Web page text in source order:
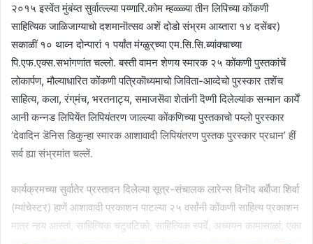
२०१५ इस्वेंत मुंबंय्त सुर्वात्‍ल्ल्या पय्णारि.कोम म्हळ्ळ्या तीन लिपिच्या कोंकणी
साहित्यिक जाळिजाग्याचो दशमानॊत्सव अशें दोडो संभ्रम आय्तारा १४ दसेंबर)
सकाळीं १० थाव्न दोन्पारां १ पर्यांत मंग्ळुर्‌च्या एम.सि.सि.ब्यांक्चाच्या
पि.एफ.एक्स.सभांगणांत चल्लो. बस्ती वामन शेणय स्मारक २५ कोंकणी पुस्तकांचें
लोकार्पण, मौल्याधारित कोंकणी पत्रिकॊध्यमाचो जिविता-आव्देचो पुरस्कार तशेंच
साहित्य, कला, रंग्‌मंच, भरतनाट्य, समाजसॆवा शेतांनी दॆण्गी दिलेल्यांक सन्मान कार्यें
आनी कन्नड लिपियेंत लिपियंतरण जाल्ल्या कोंकणिच्या पुस्तकाचो पय्लो पुरस्कार
’देवादिन डॆनिस डिकुन्हा स्मारक आशावादी लिपियंतरण पुस्तक पुरस्कार प्रधान’ हीं
सर्व ह्या संभ्रमांत चल्लें.
कार्यक्रमच्या सुर्वातेर प्रस्तावन दिलेल्या सूत्र-संचालक लारेन्स विनॊद बर्बॊजा शिर्वा
(म्यांचेस्टर) हाणें आशावादी प्रकाशन पाटल्या २५ वर्सांनी कोंकणी साहित्य प्रकाशन
मात्र न्हय आस्तां, साहित्यिक चटुवटिको, साहित्यिक स्पर्दे, अध्ययन कामासाळां, एका